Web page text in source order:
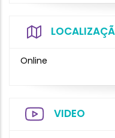
Online
VIDEO